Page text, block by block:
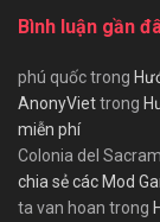
Bình luận gần
phú quốctrong
AnonyViettrong
miễn phí
Colonia del
chia sẻ các Mod
ta van hoan trong